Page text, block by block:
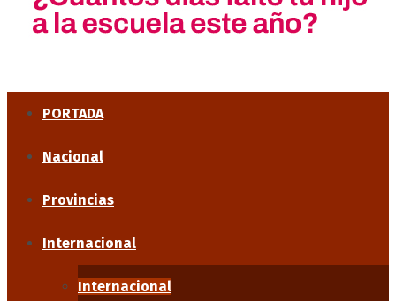
PORTADA
Nacional
Provincias
Internacional
Internacional